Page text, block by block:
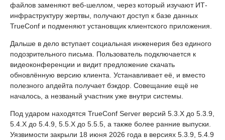
файлов заменяют веб-шеллом, через который изучают ИТ-
инфраструктуру жертвы, получают доступ к базе данных
TrueConf и подменяют установщик клиентского приложения.
Дальше в дело вступает социальная инженерия без единого
подозрительного письма. Пользователь подключается к
видеоконференции и видит предложение скачать
обновлённую версию клиента. Устанавливает её, и вместо
полезного апдейта получает бэкдор. Совещание ещё не
началось, а незваный участник уже внутри системы.
Под ударом находятся TrueConf Server версий 5.3.X до 5.3.9,
5.4.X до 5.4.9, 5.5.X до 5.5.5, а также более ранние выпуски.
Уязвимости закрыли 18 июня 2026 года в версиях 5.3.9, 5.4.9